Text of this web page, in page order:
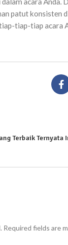
patut
tiap-tiap acara
Terbaik Ternyata
Required fields are